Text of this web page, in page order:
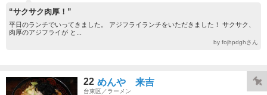
“サクサク肉厚！”
平日のランチでいってきました。 アジフライランチをいただきました！ サクサク、
肉厚のアジフライが と...
by fojhpdghさん
22 めんや 来吉
台東区／ラーメン